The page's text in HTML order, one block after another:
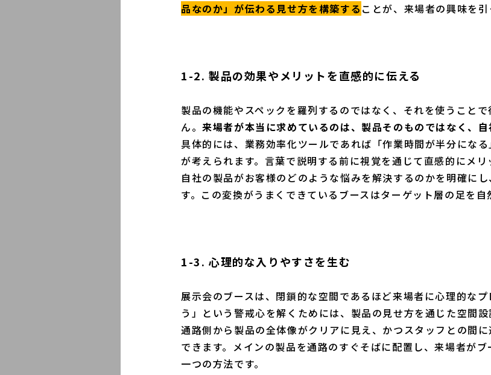
品なのか」が伝わる見せ方を構築する ことが、来場者の興味を
1-2. 製品の効果やメリットを直感的に伝える
製品の機能やスペックを羅列するのではなく、それを使うこと
ん。来場者が本当に求めているのは、製品そのものではなく、自
具体的には、業務効率化ツールであれば「作業時間が半分にな
が考えられます。言葉で説明する前に視覚を通じて直感的にメリ
自社の製品がお客様のどのような悩みを解決するのかを明確に
す。この変換がうまくできているブースはターゲット層の足を自
1-3. 心理的な入りやすさを生む
展示会のブースは、閉鎖的な空間であるほど来場者に心理的な
う」という警戒心を解くためには、製品の見せ方を通じた空間設
通路側から製品の全体像がクリアに見え、かつスタッフとの間
できます。メインの製品を通路のすぐそばに配置し、来場者が
一つの方法です。